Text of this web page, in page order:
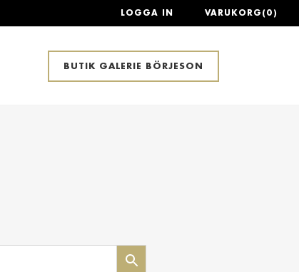
LOGGA IN VARUKORG(0)
BUTIK GALERIE BÖRJESON